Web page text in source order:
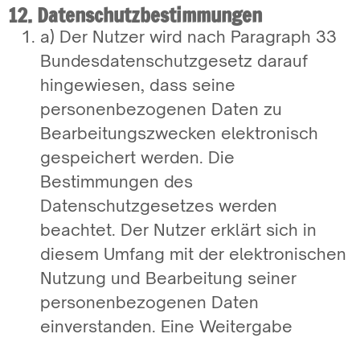
12. Datenschutzbestimmungen
a) Der Nutzer wird nach Paragraph 33
Bundesdatenschutzgesetz darauf
hingewiesen, dass seine
personenbezogenen Daten zu
Bearbeitungszwecken elektronisch
gespeichert werden. Die
Bestimmungen des
Datenschutzgesetzes werden
beachtet. Der Nutzer erklärt sich in
diesem Umfang mit der elektronischen
Nutzung und Bearbeitung seiner
personenbezogenen Daten
einverstanden. Eine Weitergabe